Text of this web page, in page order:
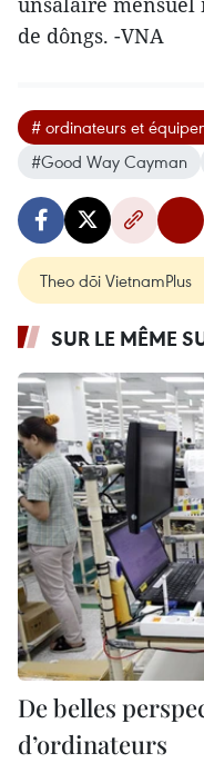
de dôngs. -VNA
# ordinateurs et
#Good Way Cayman
Theo dõi VietnamPlus
SUR LE MÊME
De belles
d’ordinateurs